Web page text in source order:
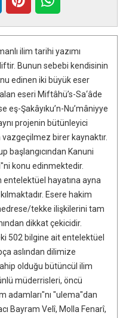
ilim tarihi yazımı
Bunun sebebi kendisinin
edinen iki büyük eser
eseri Miftâhü’s-Sa‘âde
eş-Şakâyıku’n-Nu’mâniyye
projenin bütünleyici
vazgeçilmez birer kaynaktır.
başlangıcından Kanuni
konu edinmektedir.
entelektüel hayatına ayna
Esere hakim
tekke ilişkilerini tam
dikkat çekicidir.
502 bilgine ait entelektüel
aslından dilimize
olduğu bütüncül ilim
müderrisleri, öncü
adamları"nı "ulema"dan
Bayram Velî, Molla Fenarî,